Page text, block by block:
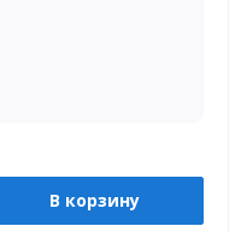
В корзину